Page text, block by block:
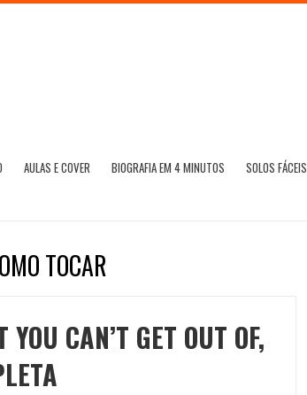
AULAS E COVER BIOGRAFIA EM 4 MINUTOS SOLOS FÁCEIS
TOCAR
CAN’T GET OUT OF,